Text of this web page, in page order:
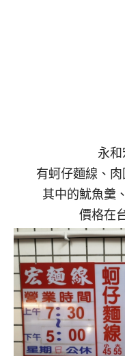
永
有蚵仔麵線、
其中的魷魚羹
價格在